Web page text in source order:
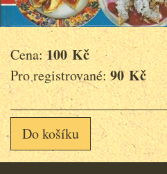
Cena:100 Kč
Pro registrované:90 Kč
Do košíku